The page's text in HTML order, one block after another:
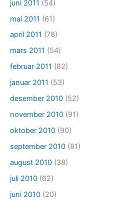
juni 2011 (54)
mai 2011 (61)
april 2011 (78)
mars 2011 (54)
februar 2011 (82)
januar 2011 (53)
desember 2010 (52)
november 2010 (91)
oktober 2010 (90)
september 2010 (81)
august 2010 (38)
juli 2010 (62)
juni 2010 (20)